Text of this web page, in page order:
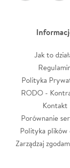
Jak to
Polityka
RODO -
Kontakt
Porównanie
Polityka plików
Zarządzaj